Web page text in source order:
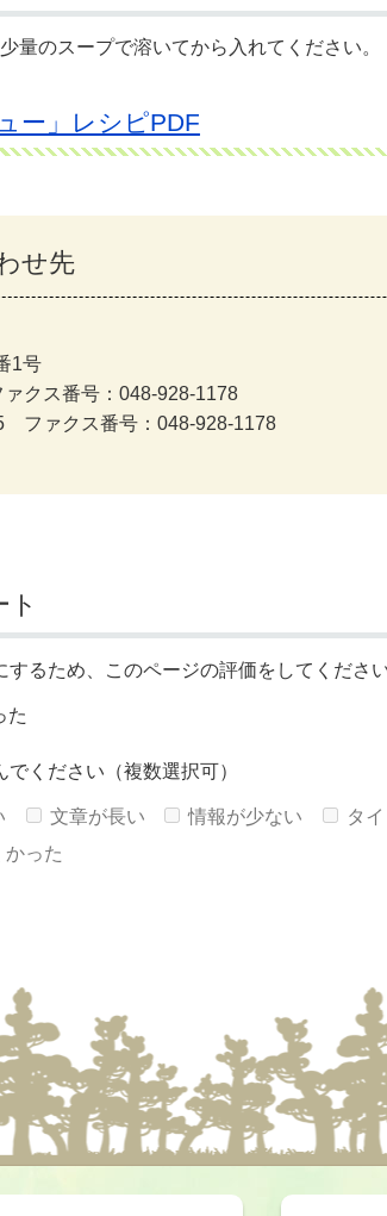
量のスープで溶いてから入れてください。
ー」レシピPDF
せ先
1号
クス番号：048-928-1178
ファクス番号：048-928-1178
るため、このページの評価をしてください
た
ください（複数選択可）
文章が長い 情報が少ない タ
かった